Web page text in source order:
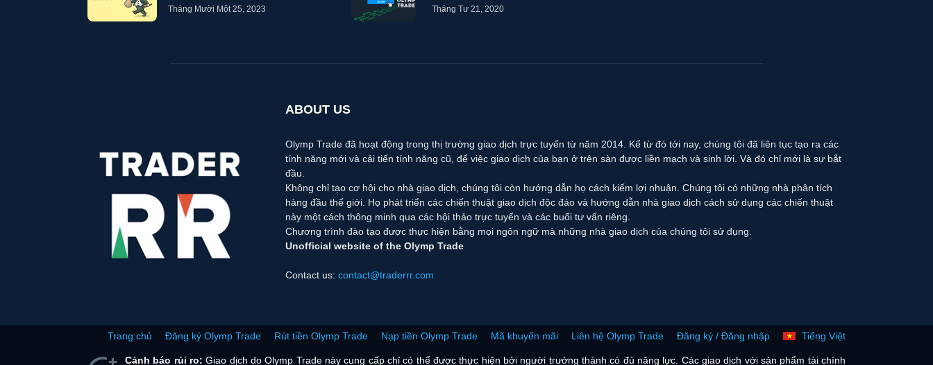
Tháng Mười Một 25, 2023 Tháng Tư 21, 2020
ABOUT US
Olymp Trade đã hoạt động trong thị trường giao dịch trực tuyến từ năm 2014. Kể từ đó tới nay, chúng tôi đã liên tục tạo ra các
tính năng mới và cải tiến tính năng cũ, để việc giao dịch của bạn ở trên sàn được liền mạch và sinh lời. Và đó chỉ mới là sự bắt
đầu.
Không chỉ tạo cơ hội cho nhà giao dịch, chúng tôi còn hướng dẫn họ cách kiếm lợi nhuận. Chúng tôi có những nhà phân tích
hàng đầu thế giới. Họ phát triển các chiến thuật giao dịch độc đáo và hướng dẫn nhà giao dịch cách sử dụng các chiến thuật
này một cách thông minh qua các hội thảo trực tuyến và các buổi tư vấn riêng.
Chương trình đào tạo được thực hiện bằng mọi ngôn ngữ mà những nhà giao dịch của chúng tôi sử dụng.
Unofficial website of the Olymp Trade
Contact us: contact@traderrr.com
Trang chủ Đăng ký Olymp Trade Rút tiền Olymp Trade Nạp tiền Olymp Trade Mã khuyến mãi Liên hệ Olymp Trade Đăng ký / Đăng nhập Tiếng Việt
Cảnh báo rủi ro: Giao dịch do Olymp Trade này cung cấp chỉ có thể được thực hiện bởi người trưởng thành có đủ năng lực. Các giao dịch với sản phẩm tài chính